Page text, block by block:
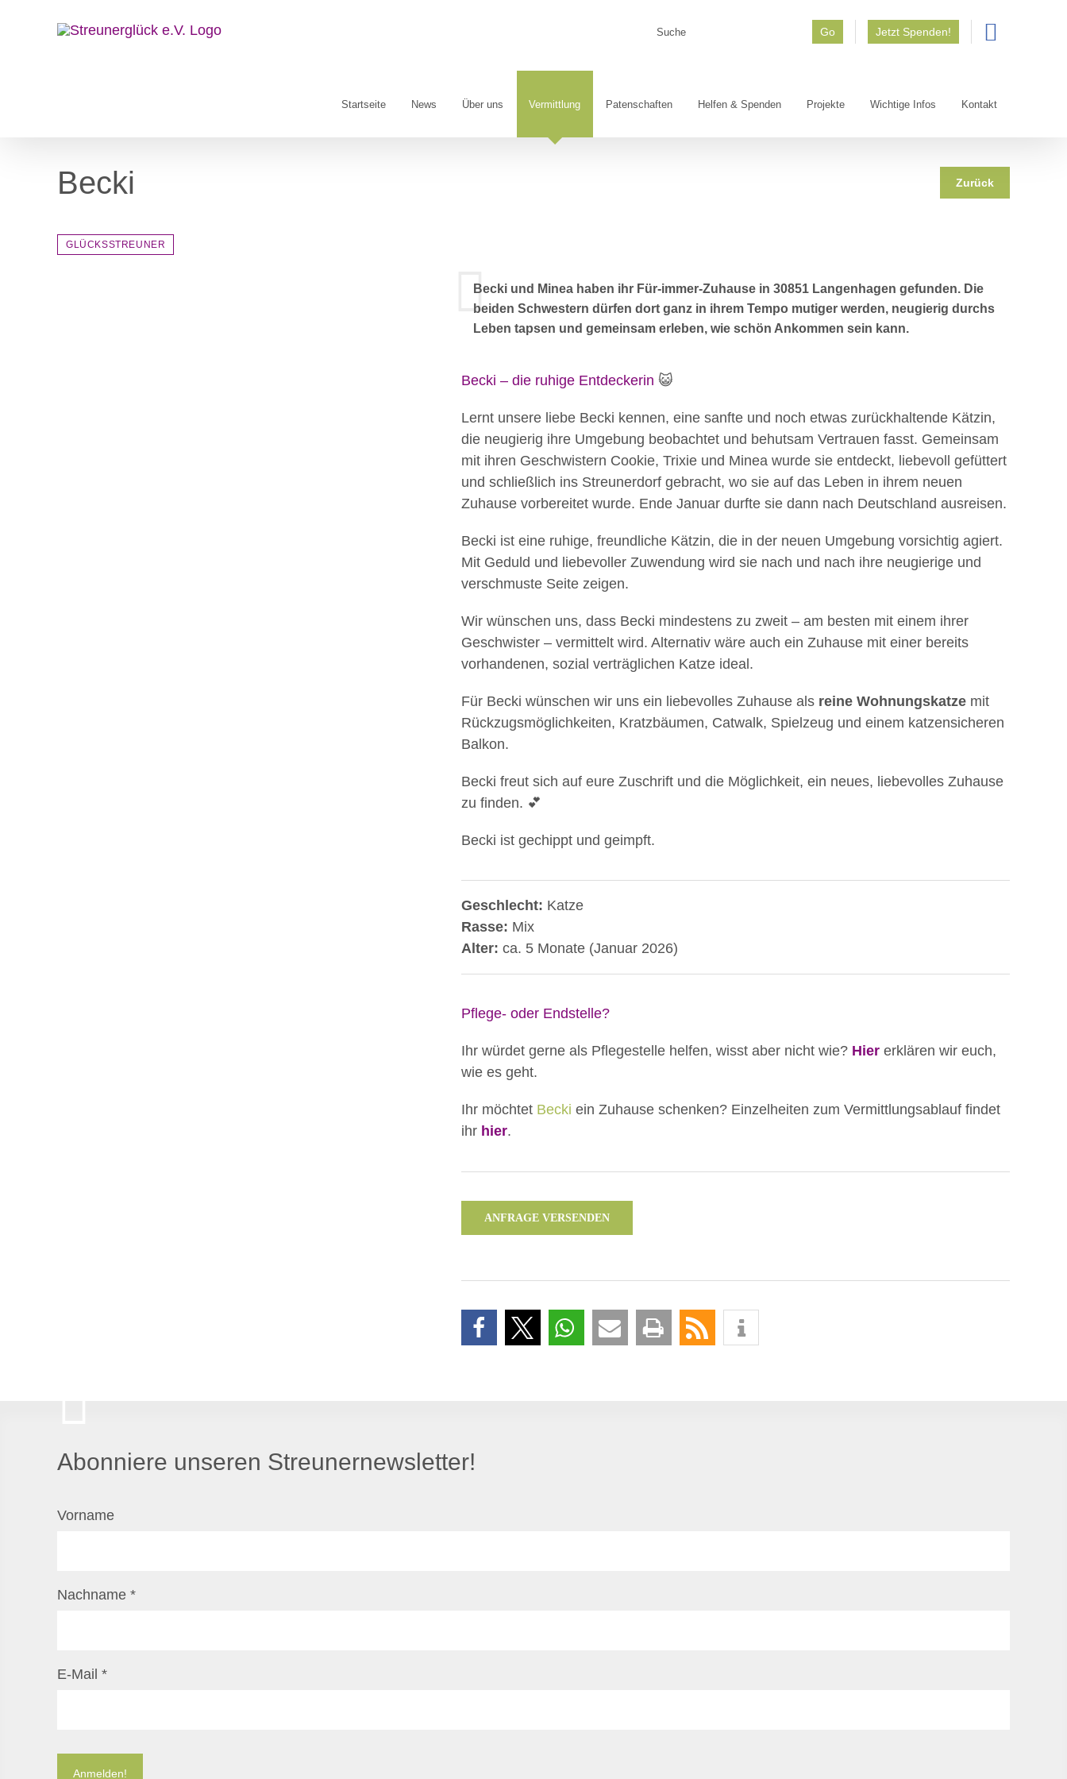
Go Jetzt Spenden!
Startseite News Über uns Vermittlung Patenschaften Helfen & Spenden Projekte Wichtige Infos Kontakt
Becki Zurück
GLÜCKSSTREUNER
Becki und Minea haben ihr Für-immer-Zuhause in 30851 Langenhagen gefunden. Die
beiden Schwestern dürfen dort ganz in ihrem Tempo mutiger werden, neugierig durchs
Leben tapsen und gemeinsam erleben, wie schön Ankommen sein kann.
Becki – die ruhige Entdeckerin 😺
Lernt unsere liebe Becki kennen, eine sanfte und noch etwas zurückhaltende Kätzin,
die neugierig ihre Umgebung beobachtet und behutsam Vertrauen fasst. Gemeinsam
mit ihren Geschwistern Cookie, Trixie und Minea wurde sie entdeckt, liebevoll gefüttert
und schließlich ins Streunerdorf gebracht, wo sie auf das Leben in ihrem neuen
Zuhause vorbereitet wurde. Ende Januar durfte sie dann nach Deutschland ausreisen.
Becki ist eine ruhige, freundliche Kätzin, die in der neuen Umgebung vorsichtig agiert.
Mit Geduld und liebevoller Zuwendung wird sie nach und nach ihre neugierige und
verschmuste Seite zeigen.
Wir wünschen uns, dass Becki mindestens zu zweit – am besten mit einem ihrer
Geschwister – vermittelt wird. Alternativ wäre auch ein Zuhause mit einer bereits
vorhandenen, sozial verträglichen Katze ideal.
Für Becki wünschen wir uns ein liebevolles Zuhause als reine Wohnungskatzemit
Rückzugsmöglichkeiten, Kratzbäumen, Catwalk, Spielzeug und einem katzensicheren
Balkon.
Becki freut sich auf eure Zuschrift und die Möglichkeit, ein neues, liebevolles Zuhause
zu finden. 💕
Becki ist gechippt und geimpft.
Geschlecht: Katze
Rasse: Mix
Alter: ca. 5 Monate (Januar 2026)
Pflege- oder Endstelle?
Ihr würdet gerne als Pflegestelle helfen, wisst aber nicht wie? Hiererklären wir euch,
wie es geht.
Ihr möchtet Becki ein Zuhause schenken? Einzelheiten zum Vermittlungsablauf findet
ihr hier.
ANFRAGE VERSENDEN
Abonniere unseren Streunernewsletter!
Vorname
Nachname *
E-Mail *